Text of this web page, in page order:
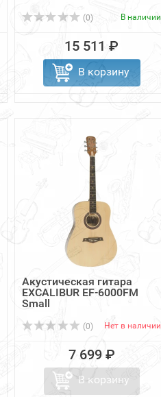
(0) В наличии
15 511 ₽
В корзину
Акустическая гитара
EXCALIBUR EF-6000FM
Small
(0) Нет в наличии
7 699 ₽
В корзину